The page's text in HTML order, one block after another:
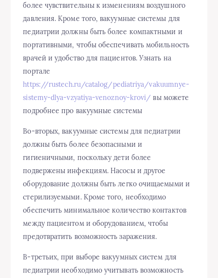
более чувствительны к изменениям воздушного
давления. Кроме того, вакуумные системы для
педиатрии должны быть более компактными и
портативными, чтобы обеспечивать мобильность
врачей и удобство для пациентов. Узнать на
портале
https://rustech.ru/catalog/pediatriya/vakuumnye-
sistemy-dlya-vzyatiya-venoznoy-krovi/ вы можете
подробнее про вакуумные системы
Во-вторых, вакуумные системы для педиатрии
должны быть более безопасными и
гигиеничными, поскольку дети более
подвержены инфекциям. Насосы и другое
оборудование должны быть легко очищаемыми и
стерилизуемыми. Кроме того, необходимо
обеспечить минимальное количество контактов
между пациентом и оборудованием, чтобы
предотвратить возможность заражения.
В-третьих, при выборе вакуумных систем для
педиатрии необходимо учитывать возможность